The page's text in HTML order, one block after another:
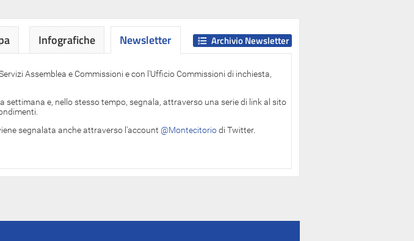
Infografiche Newsletter
Newsletter
Assemblea e Commissioni e con l'Ufficio Commissioni di inchiesta,
e, nello stesso tempo, segnala, attraverso una serie di link al sito
segnalata anche attraverso l'account @Montecitoriodi Twitter.
Archivio Newsletter